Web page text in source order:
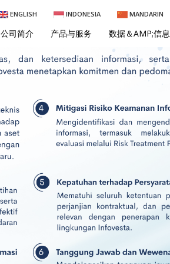
ENGLISH INDONESIA MANDARIN
公司简介 产品与服务 数据＆AMP;信息